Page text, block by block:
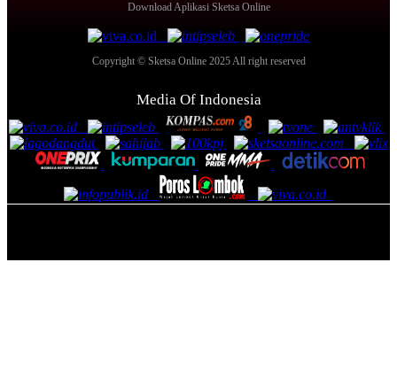
Download Aplikasi Sketsa Online
Copyright © Sketsa Online 2025 All right reserved
Media Of Indonesia